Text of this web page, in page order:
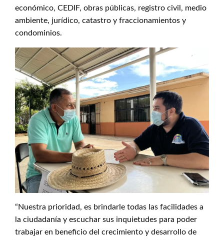
económico, CEDIF, obras públicas, registro civil, medio
ambiente, jurídico, catastro y fraccionamientos y
condominios.
“Nuestra prioridad, es brindarle todas las facilidades a
la ciudadanía y escuchar sus inquietudes para poder
trabajar en beneficio del crecimiento y desarrollo de